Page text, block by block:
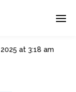
at 3:18 am